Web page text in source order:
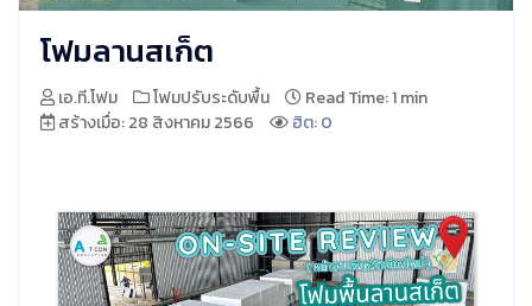
โฟมลานสเก็ต
เอ.ที.โฟม โฟมปรับระดับพื้น
Read Time: 1 min
สร้างเมื่อ: 28 สิงหาคม 2566
ฮิต: 0